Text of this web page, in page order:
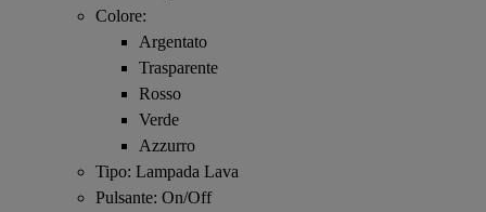
Colore:
Argentato
Trasparente
Rosso
Verde
Azzurro
Tipo: Lampada Lava
Pulsante: On/Off